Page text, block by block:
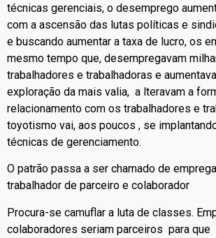
técnicas gerenciais, o desemprego
com a ascensão das lutas políticas e
e buscando aumentar a taxa de lucro, os
mesmo tempo que, desempregavam
trabalhadores e trabalhadoras e
exploração da mais valia, a lteravam a
relacionamento com os trabalhadores e
toyotismo vai, aos poucos , se
técnicas de gerenciamento.
O patrão passa a ser chamado de
trabalhador de parceiro e colaborador
Procura-se camuflar a luta de classes.
colaboradores seriam parceiros para que